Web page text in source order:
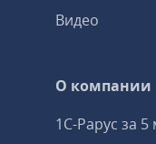
Видео
О компании
1С-Рарус за 5